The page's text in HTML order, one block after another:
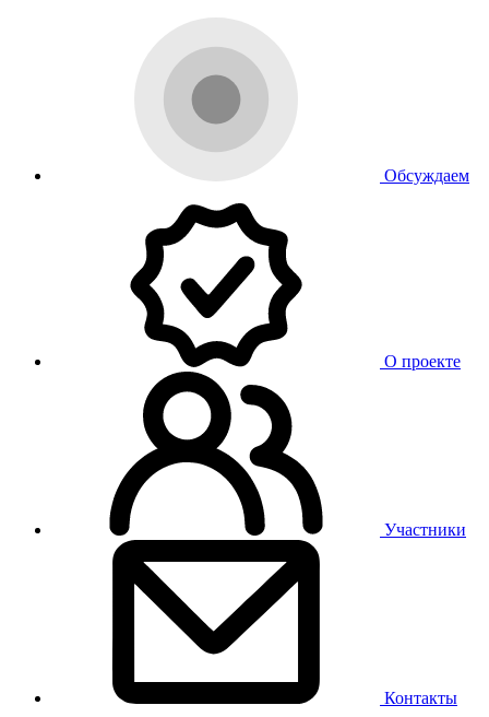
Обсуждаем
О проекте
Участники
Контакты